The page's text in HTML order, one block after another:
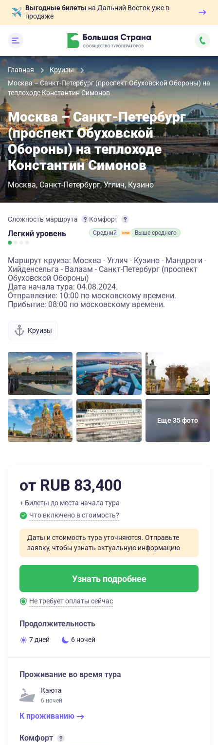
Выгодные билеты на Дальний Восток уже в
продаже
Главная
Круизы
Москва – Санкт-Петербург (проспект Обуховской Обороны) на
теплоходе Константин Симонов
Москва – Санкт-Петербург
(проспект Обуховской
Обороны) на теплоходе
Константин Симонов
Москва Санкт-Петербург Углич Кузино
Сложность маршрута
Легкий уровень
Комфорт
Средний Выше среднего
Маршрут круиза: Москва - Углич - Кузино - Мандроги -
Хийденсельга - Валаам - Санкт-Петербург (проспект
Обуховской Обороны)
Дата начала тура: 04.08.2024.
Отправление: 10:00 по московскому времени.
Прибытие: 08:00 по московскому времени.
Круизы
Еще 35 фото
от RUB 83,400
+ Билеты до места начала тура
Что включено в стоимость?
Даты и стоимость тура уточняются. Отправьте
заявку, чтобы узнать актуальную информацию
Узнать подробнее
Не требует оплаты сейчас
Продолжительность
7 дней 6 ночей
Проживание во время тура
Каюта
6 ночей
К проживанию
Комфорт